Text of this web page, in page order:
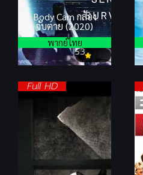
Body Cam กล้อง
จับตาย (2020)
5.3
พากย์ไทย
Full HD